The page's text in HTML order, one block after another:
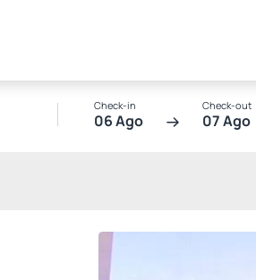
Check-in
06 Ago
Check-out
07 Ago